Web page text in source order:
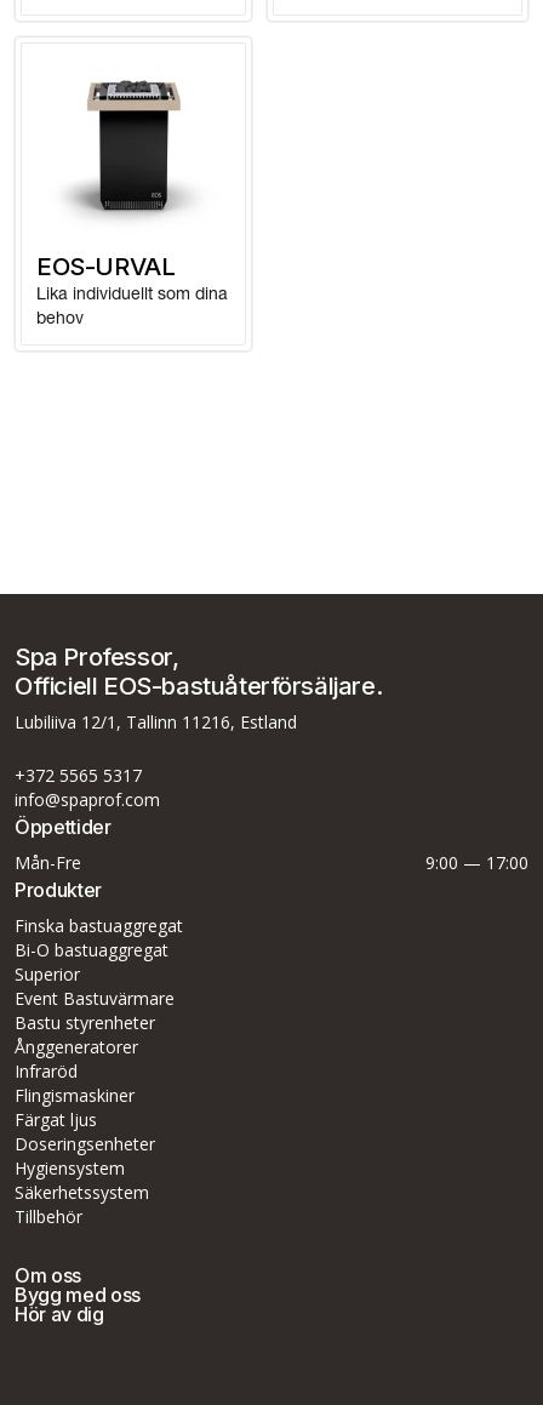
EOS-URVAL
Lika individuellt som dina
behov
Spa Professor,
Officiell EOS-bastuåterförsäljare.
Lubiliiva 12/1, Tallinn 11216, Estland
+372 5565 5317
info@spaprof.com
Öppettider
Mån-Fre 9:00 — 17:00
Produkter
Finska bastuaggregat
Bi-O bastuaggregat
Superior
Event Bastuvärmare
Bastu styrenheter
Ånggeneratorer
Infraröd
Flingismaskiner
Färgat ljus
Doseringsenheter
Hygiensystem
Säkerhetssystem
Tillbehör
Om oss
Bygg med oss
Hör av dig